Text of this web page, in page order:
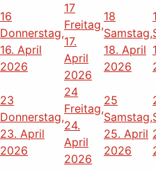
16
Donnerstag,
16. April
2026
17
Freitag,
17.
April
2026
18
Samstag,
18. April
2026
23
Donnerstag,
23. April
2026
24
Freitag,
24.
April
2026
25
Samstag,
25. April
2026